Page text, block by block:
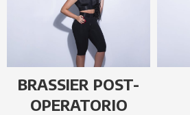
BRASSIER POST-
OPERATORIO